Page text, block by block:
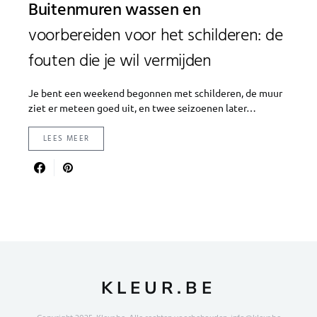
Buitenmuren wassen en
voorbereiden voor het schilderen: de
fouten die je wil vermijden
Je bent een weekend begonnen met schilderen, de muur
ziet er meteen goed uit, en twee seizoenen later…
LEES MEER
KLEUR.BE